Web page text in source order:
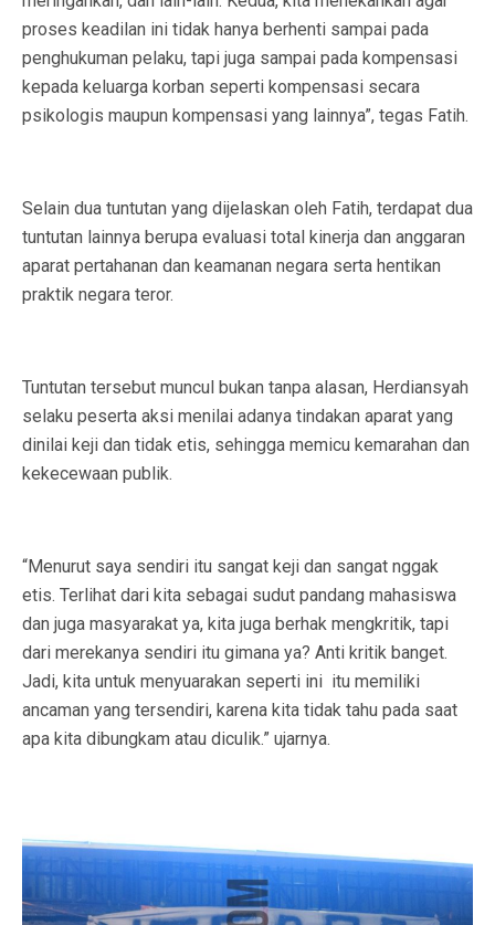
proses keadilan ini tidak hanya berhenti sampai pada
penghukuman pelaku, tapi juga sampai pada kompensasi
kepada keluarga korban seperti kompensasi secara
psikologis maupun kompensasi yang lainnya”, tegas Fatih.
Selain dua tuntutan yang dijelaskan oleh Fatih, terdapat dua
tuntutan lainnya berupa evaluasi total kinerja dan anggaran
aparat pertahanan dan keamanan negara serta hentikan
praktik negara teror.
Tuntutan tersebut muncul bukan tanpa alasan, Herdiansyah
selaku peserta aksi menilai adanya tindakan aparat yang
dinilai keji dan tidak etis, sehingga memicu kemarahan dan
kekecewaan publik.
“Menurut saya sendiri itu sangat keji dan sangat nggak
etis. Terlihat dari kita sebagai sudut pandang mahasiswa
dan juga masyarakat ya, kita juga berhak mengkritik, tapi
dari merekanya sendiri itu gimana ya? Anti kritik banget.
Jadi, kita untuk menyuarakan seperti ini itu memiliki
ancaman yang tersendiri, karena kita tidak tahu pada saat
apa kita dibungkam atau diculik.” ujarnya.